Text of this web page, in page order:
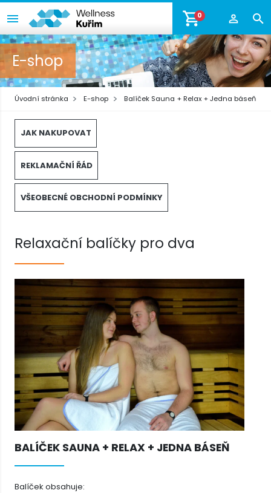
0
E-shop
Úvodní stránka E-shop Balíček Sauna + Relax + Jedna báseň
JAK NAKUPOVAT
REKLAMAČNÍ ŘÁD
VŠEOBECNÉ OBCHODNÍ PODMÍNKY
Relaxační balíčky pro dva
BALÍČEK SAUNA + RELAX + JEDNA BÁSEŇ
Balíček obsahuje: